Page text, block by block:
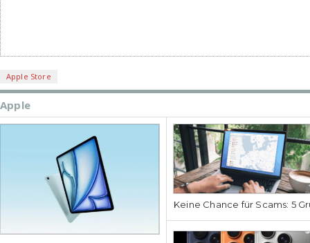
Apple Store
Apple
Keine Chance für Scams: 5